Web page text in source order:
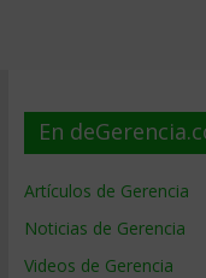
En
Artículos de Gerencia
Noticias de Gerencia
Videos de Gerencia